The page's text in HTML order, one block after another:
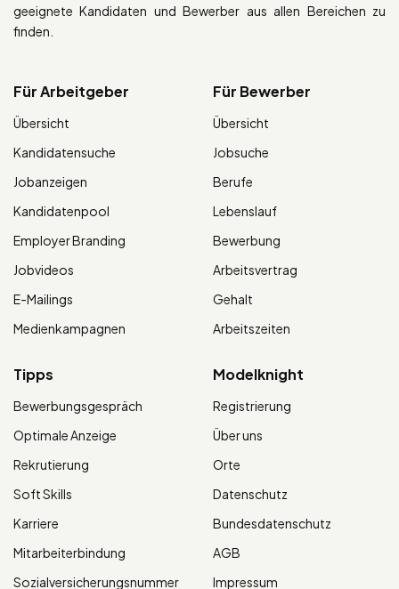
geeignete Kandidaten und Bewerber aus allen Bereichen zu
finden.
Für Arbeitgeber
Übersicht
Kandidatensuche
Jobanzeigen
Kandidatenpool
Employer Branding
Jobvideos
E-Mailings
Medienkampagnen
Für Bewerber
Übersicht
Jobsuche
Berufe
Lebenslauf
Bewerbung
Arbeitsvertrag
Gehalt
Arbeitszeiten
Tipps
Bewerbungsgespräch
Optimale Anzeige
Rekrutierung
Soft Skills
Karriere
Mitarbeiterbindung
Sozialversicherungsnummer
Modelknight
Registrierung
Über uns
Orte
Datenschutz
Bundesdatenschutz
AGB
Impressum